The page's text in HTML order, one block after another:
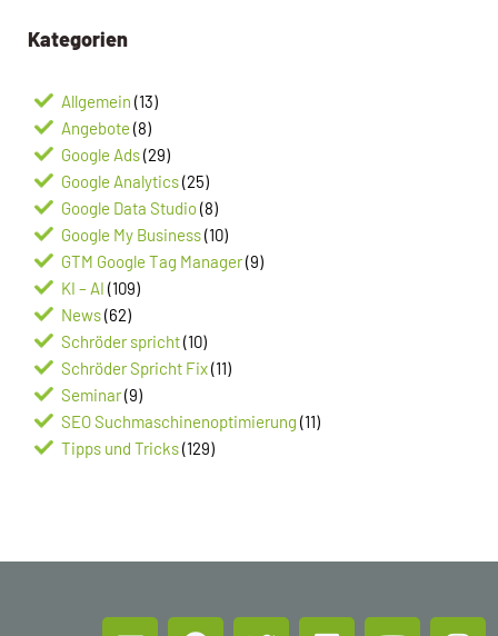
Kategorien
Allgemein (13)
Angebote (8)
Google Ads(29)
Google Analytics(25)
Google Data Studio(8)
Google My Business(10)
GTM Google Tag Manager(9)
KI – AI (109)
News(62)
Schröder spricht(10)
Schröder Spricht Fix(11)
Seminar(9)
SEO Suchmaschinenoptimierung (11)
Tipps und Tricks(129)